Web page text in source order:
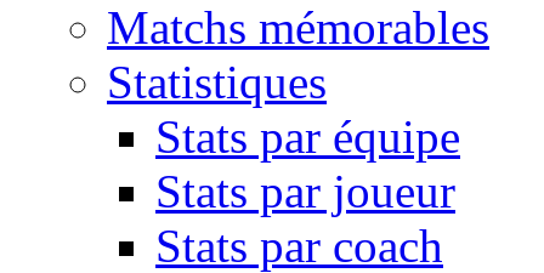
Matchs mémorables
Statistiques
Stats par équipe
Stats par joueur
Stats par coach